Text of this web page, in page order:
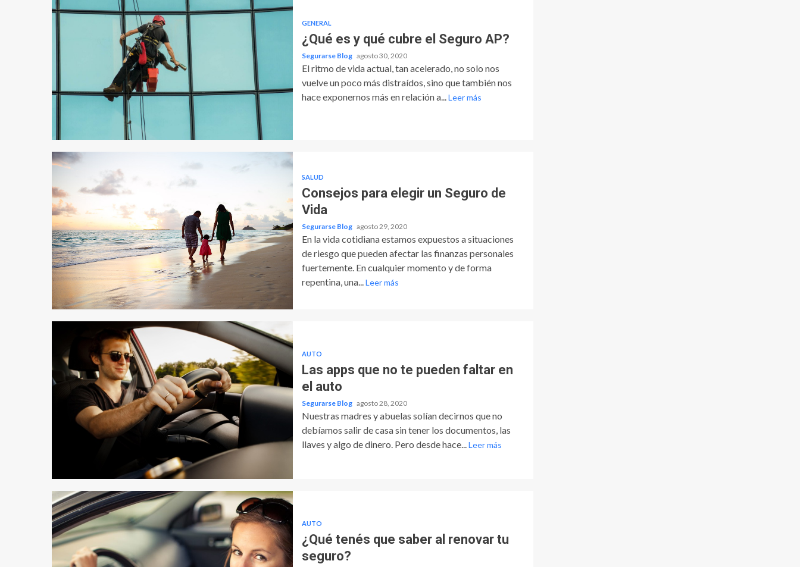
GENERAL
¿Qué es y qué cubre el Seguro AP?
Segurarse Blog agosto 30, 2020
El ritmo de vida actual, tan acelerado, no solo nos
vuelve un poco más distraídos, sino que también nos
hace exponernos más en relación a... Leer más
SALUD
Consejos para elegir un Seguro de
Vida
Segurarse Blog agosto 29, 2020
En la vida cotidiana estamos expuestos a situaciones
de riesgo que pueden afectar las finanzas personales
fuertemente. En cualquier momento y de forma
repentina, una... Leer más
AUTO
Las apps que no te pueden faltar en
el auto
Segurarse Blog agosto 28, 2020
Nuestras madres y abuelas solían decirnos que no
debíamos salir de casa sin tener los documentos, las
llaves y algo de dinero. Pero desde hace... Leer más
AUTO
¿Qué tenés que saber al renovar tu
seguro?